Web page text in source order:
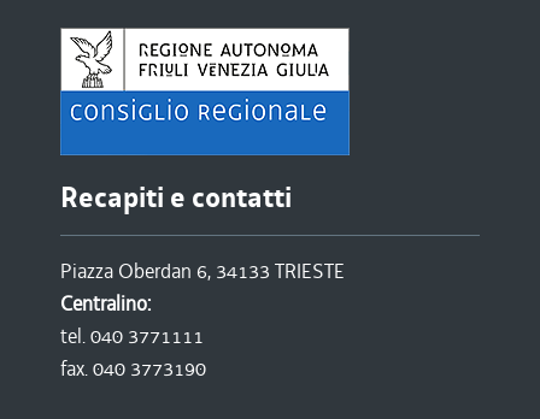
Recapiti e contatti
Piazza Oberdan 6, 34133 TRIESTE
Centralino:
tel. 040 3771111
fax. 040 3773190